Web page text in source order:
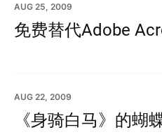
AUG 25, 2009
免费替代Adobe
AUG 22, 2009
《身骑白马》的蝴